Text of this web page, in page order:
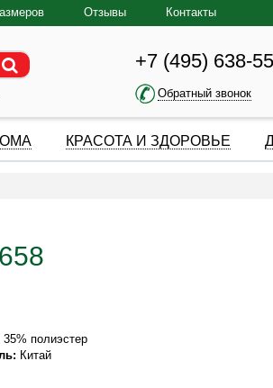
Отзывы Контакты
+7 (495) 638-
Обратный звонок
КРАСОТА И ЗДОРОВЬЕ
полиэстер
Китай